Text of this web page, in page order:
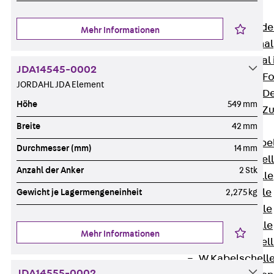
Zurück
BK Bodenkanal
KLK
Bodenkanal-
Bodenkanal-
Bodenkanal-
Kabelschellen
Zurück
AC
H Kabelschelle
S Kabelschelle
B Kabelschelle
U Kabelschelle
RU
W
Mehr Informationen
JDA14545-0002
JORDAHL JDA Element
Höhe 549 mm
Breite 42 mm
Durchmesser (mm) 14 mm
Anzahl der Anker 2 Stk
Gewicht je Lagermengeneinheit 2,275 kg
Mehr Informationen